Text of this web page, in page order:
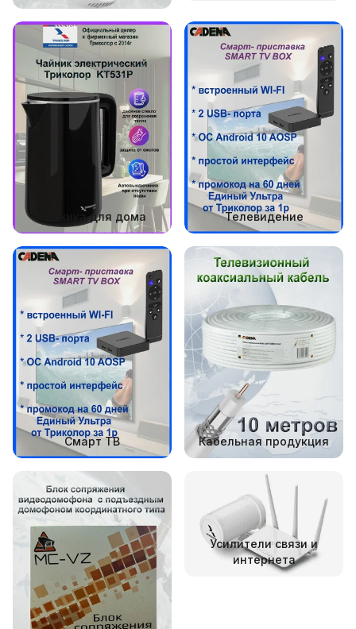
Техника для дома Телевидение
Смарт ТВ Кабельная продукция
Усилители связи и
интернета